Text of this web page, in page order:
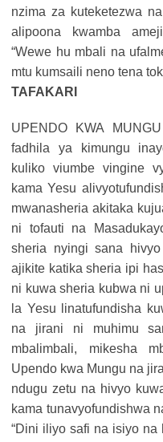
nzima za kuteketezwa
alipoona kwamba
“Wewe hu mbali na
mtu kumsaili neno tena
TAFAKARI
UPENDO KWA
fadhila ya kimungu
kuliko viumbe vingine
kama Yesu
mwanasheria akitaka
ni tofauti na
sheria nyingi sana
ajikite katika sheria ipi
ni kuwa sheria kubwa ni
la Yesu linatufundisha
na jirani ni muhimu
mbalimbali, mikesha
Upendo kwa Mungu na
ndugu zetu na hivyo
kama tunavyofundishwa
“Dini iliyo safi na isiyo